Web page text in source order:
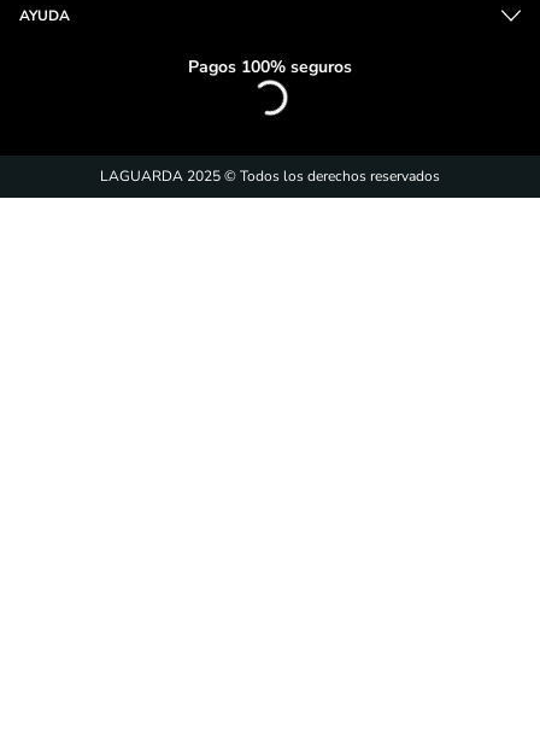
AYUDA
Pagos 100% seguros
LAGUARDA 2025 © Todos los derechos reservados